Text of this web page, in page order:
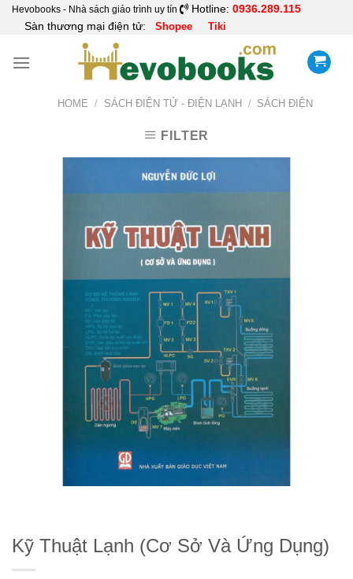
SkipHevobooks - Nhà sách giáo trình uy tín Hotline: 0936.289.115
Sàn thương mại điện tử: Shopee Tiki
HOME / SÁCH ĐIỆN TỬ - ĐIỆN LẠNH / SÁCH ĐIỆN
FILTER
Kỹ Thuật Lạnh (Cơ Sở Và Ứng Dụng)